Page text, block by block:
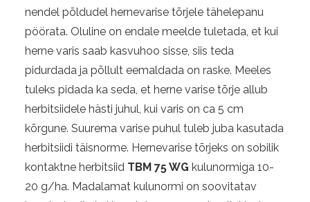
nendel põldudel hernevarise tõrjele tähelepanu
pöörata. Oluline on endale meelde tuletada, et kui
herne varis saab kasvuhoo sisse, siis teda
pidurdada ja põllult eemaldada on raske. Meeles
tuleks pidada ka seda, et herne varise tõrje allub
herbitsiidele hästi juhul, kui varis on ca 5 cm
kõrgune. Suurema varise puhul tuleb juba kasutada
herbitsiidi täisnorme. Hernevarise tõrjeks on sobilik
kontaktne herbitsiid TBM 75 WG kulunormiga 10-
20 g/ha. Madalamat kulunormi on soovitatav